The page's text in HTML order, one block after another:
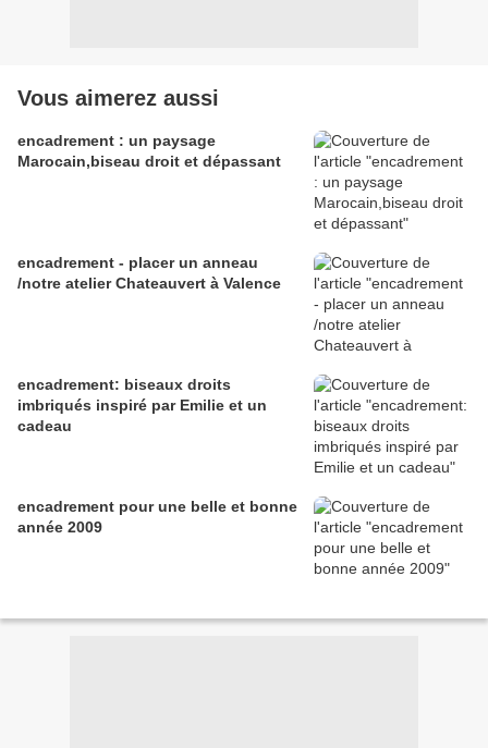
Vous aimerez aussi
encadrement : un paysage
Marocain,biseau droit et dépassant
encadrement - placer un anneau
/notre atelier Chateauvert à Valence
encadrement: biseaux droits
imbriqués inspiré par Emilie et un
cadeau
encadrement pour une belle et bonne
année 2009